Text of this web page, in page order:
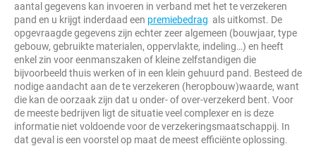
aantal gegevens kan invoeren in verband met het te verzekeren
pand en u krijgt inderdaad een premiebedrag als uitkomst. De
opgevraagde gegevens zijn echter zeer algemeen (bouwjaar, type
gebouw, gebruikte materialen, oppervlakte, indeling…) en heeft
enkel zin voor eenmanszaken of kleine zelfstandigen die
bijvoorbeeld thuis werken of in een klein gehuurd pand. Besteed de
nodige aandacht aan de te verzekeren (heropbouw)waarde, want
die kan de oorzaak zijn dat u onder- of over-verzekerd bent. Voor
de meeste bedrijven ligt de situatie veel complexer en is deze
informatie niet voldoende voor de verzekeringsmaatschappij. In
dat geval is een voorstel op maat de meest efficiënte oplossing.